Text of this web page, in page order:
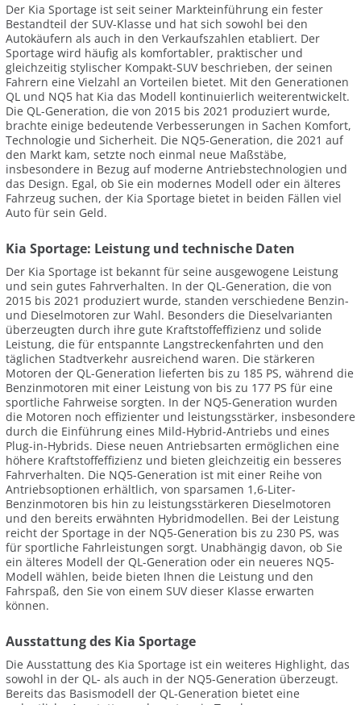
Der Kia Sportage ist seit seiner Markteinführung ein fester
Bestandteil der SUV-Klasse und hat sich sowohl bei den
Autokäufern als auch in den Verkaufszahlen etabliert. Der
Sportage wird häufig als komfortabler, praktischer und
gleichzeitig stylischer Kompakt-SUV beschrieben, der seinen
Fahrern eine Vielzahl an Vorteilen bietet. Mit den Generationen
QL und NQ5 hat Kia das Modell kontinuierlich weiterentwickelt.
Die QL-Generation, die von 2015 bis 2021 produziert wurde,
brachte einige bedeutende Verbesserungen in Sachen Komfort,
Technologie und Sicherheit. Die NQ5-Generation, die 2021 auf
den Markt kam, setzte noch einmal neue Maßstäbe,
insbesondere in Bezug auf moderne Antriebstechnologien und
das Design. Egal, ob Sie ein modernes Modell oder ein älteres
Fahrzeug suchen, der Kia Sportage bietet in beiden Fällen viel
Auto für sein Geld.
Kia Sportage: Leistung und technische Daten
Der Kia Sportage ist bekannt für seine ausgewogene Leistung
und sein gutes Fahrverhalten. In der QL-Generation, die von
2015 bis 2021 produziert wurde, standen verschiedene Benzin-
und Dieselmotoren zur Wahl. Besonders die Dieselvarianten
überzeugten durch ihre gute Kraftstoffeffizienz und solide
Leistung, die für entspannte Langstreckenfahrten und den
täglichen Stadtverkehr ausreichend waren. Die stärkeren
Motoren der QL-Generation lieferten bis zu 185 PS, während die
Benzinmotoren mit einer Leistung von bis zu 177 PS für eine
sportliche Fahrweise sorgten. In der NQ5-Generation wurden
die Motoren noch effizienter und leistungsstärker, insbesondere
durch die Einführung eines Mild-Hybrid-Antriebs und eines
Plug-in-Hybrids. Diese neuen Antriebsarten ermöglichen eine
höhere Kraftstoffeffizienz und bieten gleichzeitig ein besseres
Fahrverhalten. Die NQ5-Generation ist mit einer Reihe von
Antriebsoptionen erhältlich, von sparsamen 1,6-Liter-
Benzinmotoren bis hin zu leistungsstärkeren Dieselmotoren
und den bereits erwähnten Hybridmodellen. Bei der Leistung
reicht der Sportage in der NQ5-Generation bis zu 230 PS, was
für sportliche Fahrleistungen sorgt. Unabhängig davon, ob Sie
ein älteres Modell der QL-Generation oder ein neueres NQ5-
Modell wählen, beide bieten Ihnen die Leistung und den
Fahrspaß, den Sie von einem SUV dieser Klasse erwarten
können.
Ausstattung des Kia Sportage
Die Ausstattung des Kia Sportage ist ein weiteres Highlight, das
sowohl in der QL- als auch in der NQ5-Generation überzeugt.
Bereits das Basismodell der QL-Generation bietet eine